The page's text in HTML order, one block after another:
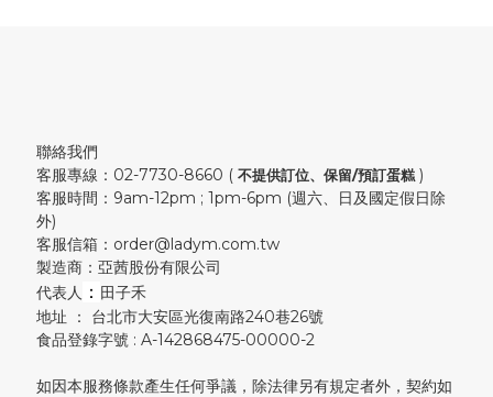
聯絡我們
客服專線：02-7730-8660 ( 不提供訂位、保留/預訂蛋糕 )
客服時間：9am-12pm ; 1pm-6pm (週六、日及國定假日除
外)
客服信箱：order@ladym.com.tw
製造商：亞茜股份有限公司
代表人 ： 田子禾
地址 ： 台北市大安區光復南路240巷26號
食品登錄字號 : A-142868475-00000-2
如因本服務條款產生任何爭議，除法律另有規定者外，契約如